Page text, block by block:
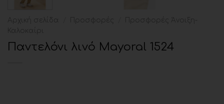
Παντελόνι λινό Mayoral 1524